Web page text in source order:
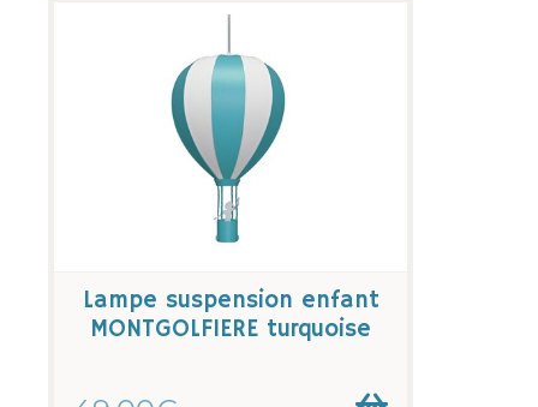
Lampe suspension enfant
MONTGOLFIERE turquoise